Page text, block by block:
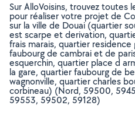
Sur AlloVoisins, trouvez toutes
pour réaliser votre projet de
sur la ville de Douai (quartier
est scarpe et derivation,
frais marais, quartier
faubourg de cambrai et de
esquerchin, quartier place d
la gare, quartier faubourg de
wagnonville, quartier charles
corbineau) (Nord, 59500,
59553, 59502, 59128)